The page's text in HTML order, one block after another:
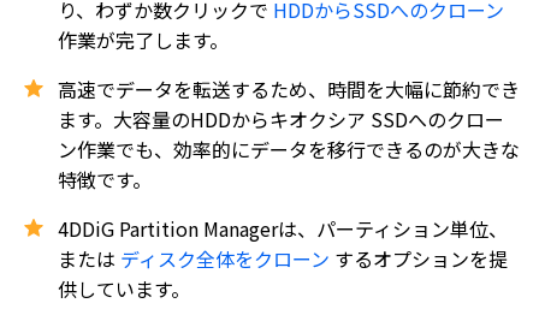
り、わずか数クリックで HDDからSSDへのクローン
作業が完了します。
高速でデータを転送するため、時間を大幅に節約でき
ます。大容量のHDDからキオクシア SSDへのクロー
ン作業でも、効率的にデータを移行できるのが大きな
特徴です。
4DDiG Partition Managerは、パーティション単位、
または ディスク全体をクローン するオプションを提
供しています。